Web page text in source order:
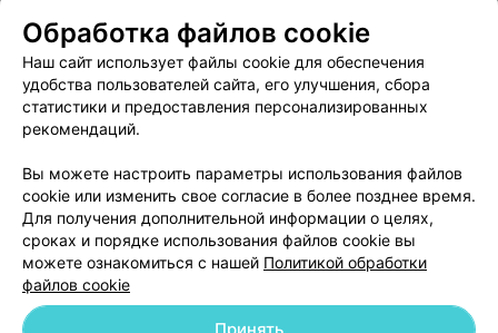
Добавить специалиста
Обработка файлов cookie
Наш сайт использует файлы cookie для обеспечения
удобства пользователей сайта, его улучшения, сбора
статистики и предоставления персонализированных
рекомендаций.
Вы можете настроить параметры использования файлов
cookie или изменить свое согласие в более позднее время.
Для получения дополнительной информации о целях,
сроках и порядке использования файлов cookie вы
можете ознакомиться с нашей Политикой обработки
файлов cookie